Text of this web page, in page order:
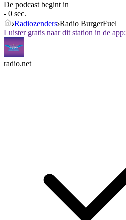
De podcast begint in
- 0 sec.
Radiozenders Radio BurgerFuel
Luister gratis naar dit station in de app:
radio.net